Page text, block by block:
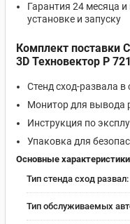
Гарантия 24 месяца
установке и запуску
Комплект поставки
3D Техновектор P
Стенд сход-развала в
Монитор для вывода
Инструкция по
Упаковка для
Основные
Тип стенда сход развал:
Тип обслуживаемых